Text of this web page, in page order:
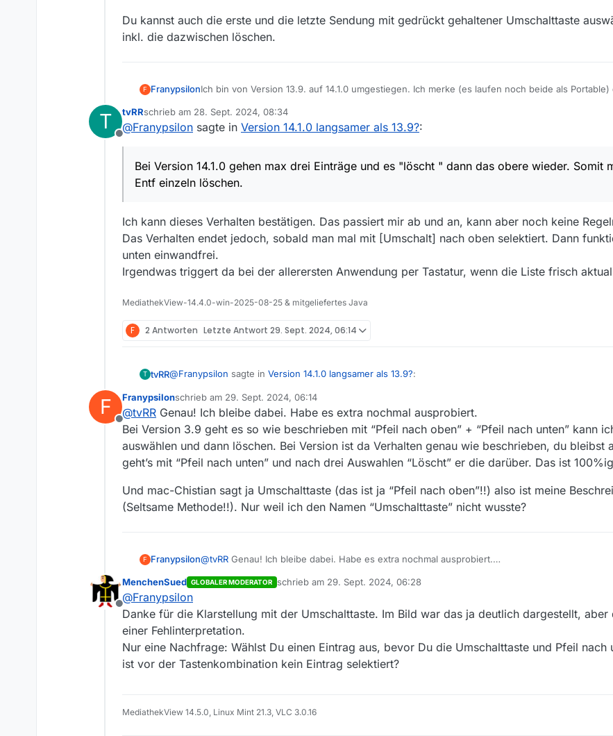
Du kannst auch die erste und die letzte Sendung mit gedrückt gehaltener Umschalttaste
inkl. die dazwischen löschen.
F FranypsilonIch bin von Version 13.9. auf 14.1.0 umgestiegen. Ich merke (es laufen noch beide als
AMD Ryzen 7 2700, 16 GB Speicher und Nvidia GTX 1050Ti), oder am Programm?
Ich merke das nämlich auch bei anderen - neuen - Programmversionen. Da dauert es teilweise auch länger bis eine
Und noch etwas ist mir aufgefallen:
Wenn in meinen “Downloads” viele Sendungen auftauchen, die ich nicht will, konnte ich (siehe
löschen.
Bei Version 14.1.0 gehen max drei Einträge und es "löscht " dann das obere wieder. Somit muss ich alle mit Entf einzeln
T
Offline
tvRRschrieb am 28. Sept. 2024, 08:34
zuletzt editiert von
@Franypsilon sagte in Version 14.1.0 langsamer als 13.9?:
Bei Version 14.1.0 gehen max drei Einträge und es "löscht " dann das obere wieder. Somit
Entf einzeln löschen.
Ich kann dieses Verhalten bestätigen. Das passiert mir ab und an, kann aber noch keine
Das Verhalten endet jedoch, sobald man mal mit [Umschalt] nach oben selektiert. Dann
unten einwandfrei.
Irgendwas triggert da bei der allerersten Anwendung per Tastatur, wenn die Liste frisch
MediathekView-14.4.0-win-2025-08-25 & mitgeliefertes Java
F 2 Antworten Letzte Antwort 29. Sept. 2024, 06:14
T tvRR@Franypsilon sagte in Version 14.1.0 langsamer als 13.9?:
Bei Version 14.1.0 gehen max drei Einträge und es "löscht " dann das obere wieder. Somit muss ich alle mit Entf einzeln
löschen.
Ich kann dieses Verhalten bestätigen. Das passiert mir ab und an, kann aber noch keine
Verhalten endet jedoch, sobald man mal mit [Umschalt] nach oben selektiert. Dann funktioniert das
einwandfrei.
F
Offline
Franypsilonschrieb am 29. Sept. 2024, 06:14
zuletzt editiert von
@tvRR Genau! Ich bleibe dabei. Habe es extra nochmal ausprobiert.
Bei Version 3.9 geht es so wie beschrieben mit “Pfeil nach oben” + “Pfeil nach unten” kann
auswählen und dann löschen. Bei Version ist da Verhalten genau wie beschrieben, du bleibst
geht’s mit “Pfeil nach unten” und nach drei Auswahlen “Löscht” er die darüber. Das ist
Und mac-Chistian sagt ja Umschalttaste (das ist ja “Pfeil nach oben”!!) also ist meine
(Seltsame Methode!!). Nur weil ich den Namen “Umschalttaste” nicht wusste?
F Franypsilon@tvRR Genau! Ich bleibe dabei. Habe es extra nochmal ausprobiert.
auswählen und dann löschen. Bei Version ist da Verhalten genau wie beschrieben, du bleibst
Und mac-Chistian sagt ja Umschalttaste (das ist ja “Pfeil nach oben”!!) also ist meine
Offline
MenchenSued GLOBALER MODERATOR schrieb am 29. Sept. 2024, 06:28
zuletzt editiert von
@Franypsilon
Danke für die Klarstellung mit der Umschalttaste. Im Bild war das ja deutlich dargestellt,
einer Fehlinterpretation.
Nur eine Nachfrage: Wählst Du einen Eintrag aus, bevor Du die Umschalttaste und Pfeil nach
ist vor der Tastenkombination kein Eintrag selektiert?
MediathekView 14.5.0, Linux Mint 21.3, VLC 3.0.16